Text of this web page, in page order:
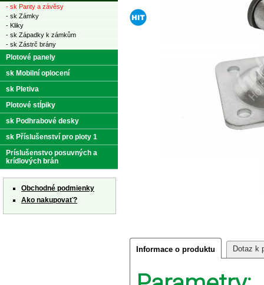
Informace o produktu Dotaz k
- sk Panty a závěsy
- sk Zámky
- Kliky
- sk Západky k zámkům
- sk Zástrč brány
Plotové panely
sk Mobilní oplocení
sk Pletiva
Plotové stĺpiky
sk Podhrabové desky
sk Příslušenství pro ploty 1
Príslušenstvo posuvných a
krídlových brán
Obchodné podmienky
Ako nakupovať?